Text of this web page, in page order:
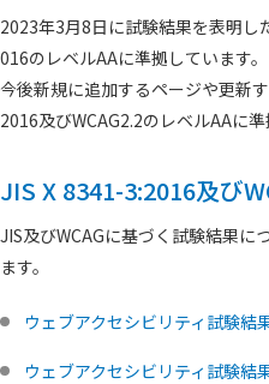
2023年3月8日に試験結果を表明し
016のレベルAAに準拠しています。
今後新規に追加するページや更新
2016及びWCAG2.2のレベルAAに
JIS X 8341-3:2016及び
JIS及びWCAGに基づく試験結果に
ます。
ウェブアクセシビリティ試験結
ウェブアクセシビリティ試験結